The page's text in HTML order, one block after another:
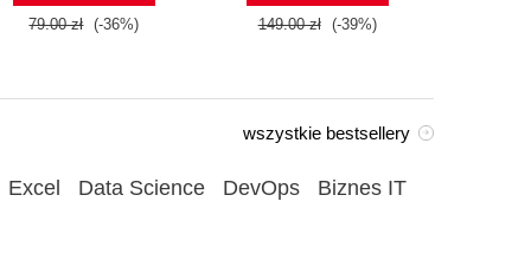
79.00 zł (-36%) 149.00 zł (-39%)
wszystkie bestsellery
Excel Data Science DevOps Biznes IT